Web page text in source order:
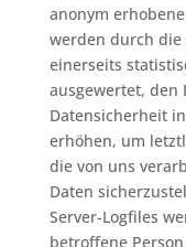
anonym
werden durch die
einerseits
ausgewertet, den
Datensicherheit
erhöhen, um
die von uns
Daten
Server-Logfiles
betroffene